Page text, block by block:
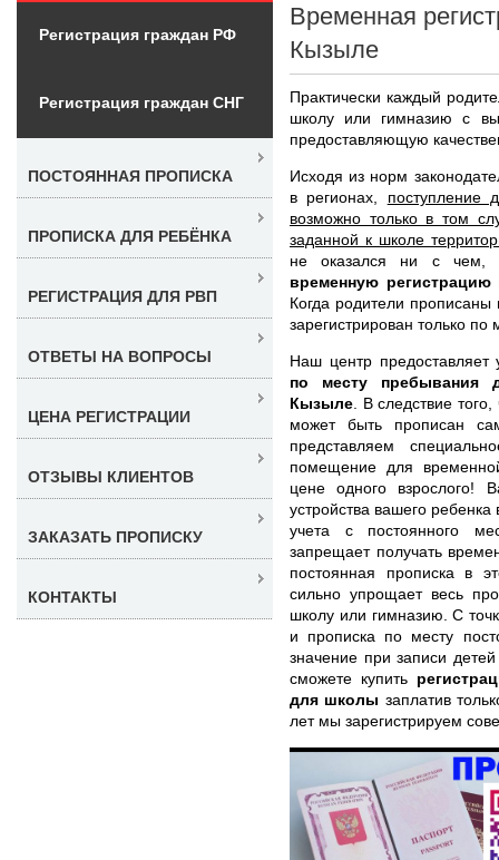
Временная
Кызыле
Практически каждый
школу или гимназию с
предоставляющую
Исходя из норм
в регионах, поступление
возможно только в том
заданной к школе
не оказался ни с чем,
временную
Когда родители
зарегистрирован только по
Наш центр предоставляет
по месту пребывания
Кызыле . В следствие
может быть прописан
представляем
помещение для
цене одного взрослого!
устройства вашего
учета с постоянного
запрещает получать
постоянная прописка в
сильно упрощает весь
школу или гимназию. С
и прописка по месту
значение при записи
сможете купить
для школы заплатив
лет мы зарегистрируем
Регистрация граждан РФ
Регистрация граждан СНГ
ПОСТОЯННАЯ ПРОПИСКА
ПРОПИСКА ДЛЯ РЕБЁНКА
РЕГИСТРАЦИЯ ДЛЯ РВП
ОТВЕТЫ НА ВОПРОСЫ
ЦЕНА РЕГИСТРАЦИИ
ОТЗЫВЫ КЛИЕНТОВ
ЗАКАЗАТЬ ПРОПИСКУ
КОНТАКТЫ